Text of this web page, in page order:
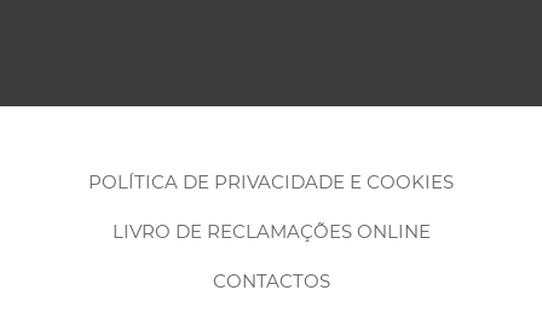
POLÍTICA DE PRIVACIDADE E COOKIES
LIVRO DE RECLAMAÇÕES ONLINE
CONTACTOS